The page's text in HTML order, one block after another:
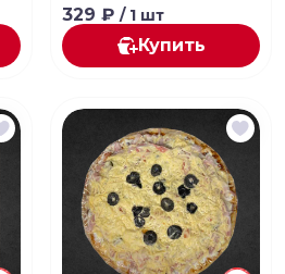
329 ₽ / 1 шт
Купить